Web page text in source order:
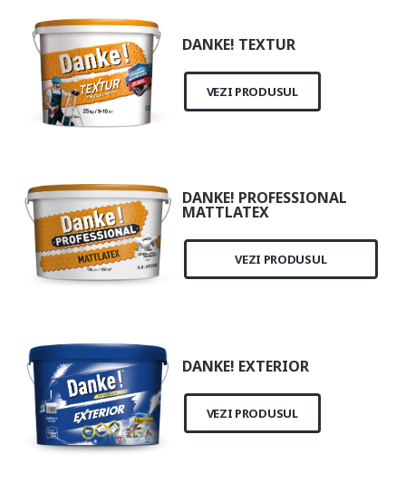
DANKE! TEXTUR
VEZI PRODUSUL
DANKE! PROFESSIONAL
MATTLATEX
VEZI PRODUSUL
DANKE! EXTERIOR
VEZI PRODUSUL